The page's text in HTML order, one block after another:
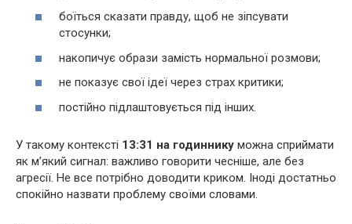
боїться сказати правду, щоб не зіпсувати
стосунки;
накопичує образи замість нормальної розмови;
не показує свої ідеї через страх критики;
постійно підлаштовується під інших.
У такому контексті 13:31 на годиннику можна сприймати
як м’який сигнал: важливо говорити чесніше, але без
агресії. Не все потрібно доводити криком. Іноді достатньо
спокійно назвати проблему своїми словами.